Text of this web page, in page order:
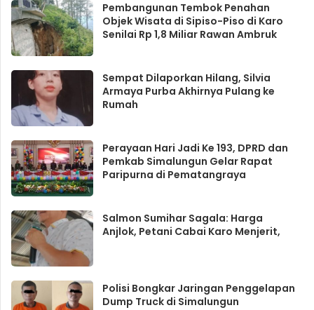
Pembangunan Tembok Penahan
Objek Wisata di Sipiso-Piso di Karo
Senilai Rp 1,8 Miliar Rawan Ambruk
Sempat Dilaporkan Hilang, Silvia
Armaya Purba Akhirnya Pulang ke
Rumah
Perayaan Hari Jadi Ke 193, DPRD dan
Pemkab Simalungun Gelar Rapat
Paripurna di Pematangraya
Salmon Sumihar Sagala: Harga
Anjlok, Petani Cabai Karo Menjerit,
Polisi Bongkar Jaringan Penggelapan
Dump Truck di Simalungun